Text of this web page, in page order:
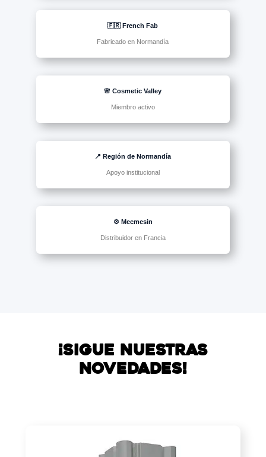
🇫🇷 French Fab
Fabricado en Normandía
🌸 Cosmetic Valley
Miembro activo
📍 Región de Normandía
Apoyo institucional
⚙️ Mecmesin
Distribuidor en Francia
¡Sigue nuestras
novedades!